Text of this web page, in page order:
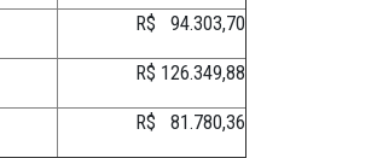
R$ 94.303,70
R$ 126.349,88
R$ 81.780,36